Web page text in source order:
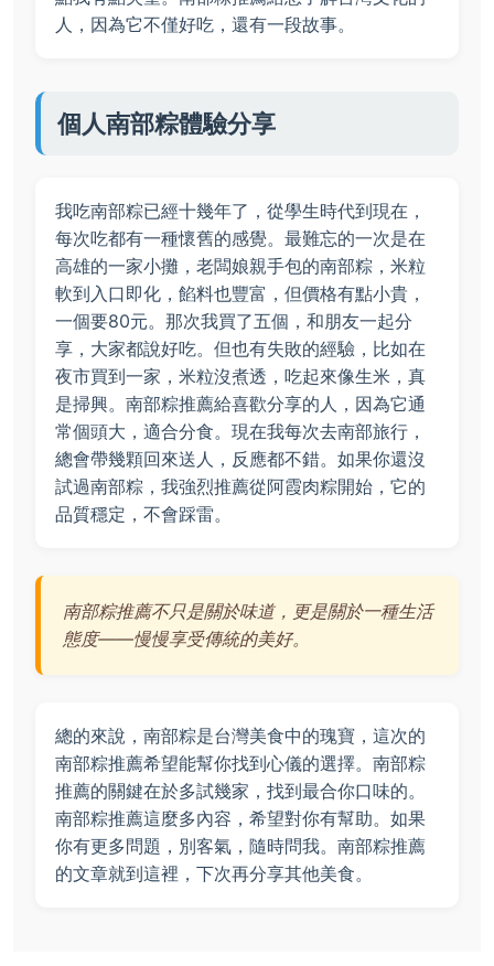
人，因為它不僅好吃，還有一段故事。
個人南部粽體驗分享
我吃南部粽已經十幾年了，從學生時代到現在，
每次吃都有一種懷舊的感覺。最難忘的一次是在
高雄的一家小攤，老闆娘親手包的南部粽，米粒
軟到入口即化，餡料也豐富，但價格有點小貴，
一個要80元。那次我買了五個，和朋友一起分
享，大家都說好吃。但也有失敗的經驗，比如在
夜市買到一家，米粒沒煮透，吃起來像生米，真
是掃興。南部粽推薦給喜歡分享的人，因為它通
常個頭大，適合分食。現在我每次去南部旅行，
總會帶幾顆回來送人，反應都不錯。如果你還沒
試過南部粽，我強烈推薦從阿霞肉粽開始，它的
品質穩定，不會踩雷。
南部粽推薦不只是關於味道，更是關於一種生活
態度——慢慢享受傳統的美好。
總的來說，南部粽是台灣美食中的瑰寶，這次的
南部粽推薦希望能幫你找到心儀的選擇。南部粽
推薦的關鍵在於多試幾家，找到最合你口味的。
南部粽推薦這麼多內容，希望對你有幫助。如果
你有更多問題，別客氣，隨時問我。南部粽推薦
的文章就到這裡，下次再分享其他美食。